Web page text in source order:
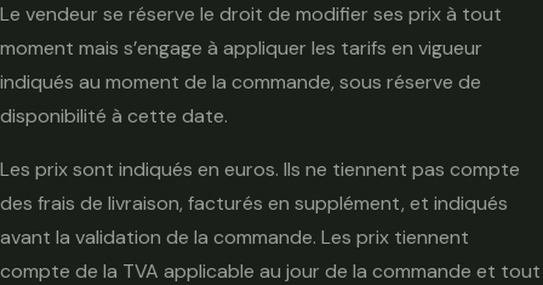
Le vendeur se réserve le droit de modifier ses prix à tout
moment mais s’engage à appliquer les tarifs en vigueur
indiqués au moment de la commande, sous réserve de
disponibilité à cette date.
Les prix sont indiqués en euros. Ils ne tiennent pas compte
des frais de livraison, facturés en supplément, et indiqués
avant la validation de la commande. Les prix tiennent
compte de la TVA applicable au jour de la commande et tout